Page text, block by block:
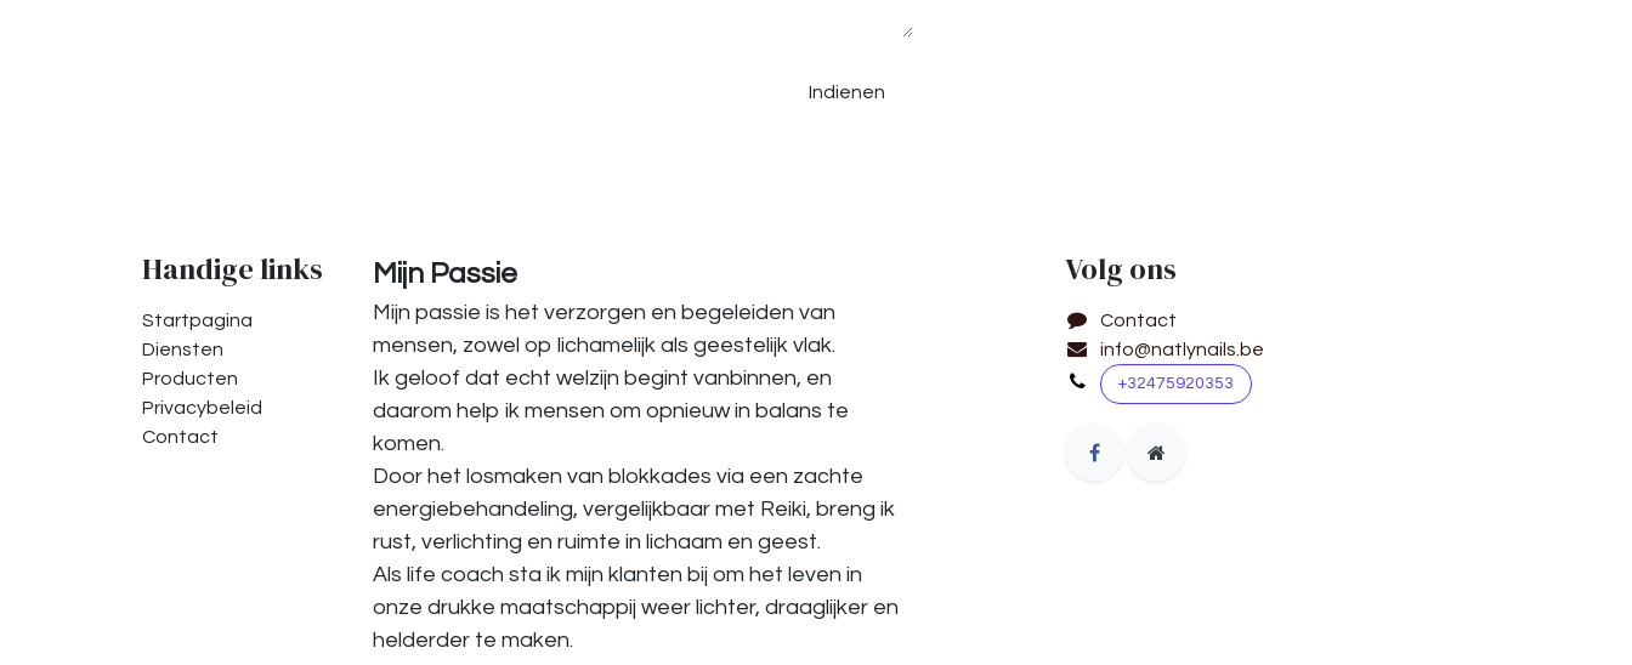
Indienen
Handige links
Startpagina
Diensten
Producten
Privacybeleid
Contact
Mijn Passie
Mijn passie is het verzorgen en begeleiden van
mensen, zowel op lichamelijk als geestelijk vlak.
Ik geloof dat echt welzijn begint vanbinnen, en
daarom help ik mensen om opnieuw in balans te
komen.
Door het losmaken van blokkades via een zachte
energiebehandeling, vergelijkbaar met Reiki, breng ik
rust, verlichting en ruimte in lichaam en geest.
Als life coach sta ik mijn klanten bij om het leven in
onze drukke maatschappij weer lichter, draaglijker en
helderder te maken.
Volg ons
Contact
info@natlynails.be
+32475920353